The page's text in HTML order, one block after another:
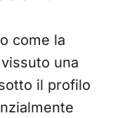
come la
una
il profilo